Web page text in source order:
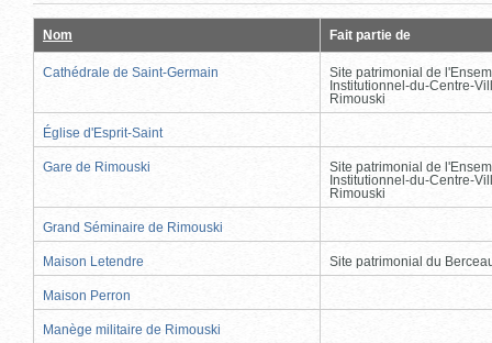
Nom Fait partie de
Cathédrale de Saint-Germain
Site patrimonial de
Institutionnel-du-Centre-
Rimouski
Église d'Esprit-Saint
Gare de Rimouski
Site patrimonial de
Institutionnel-du-Centre-
Rimouski
Grand Séminaire de Rimouski
Maison Letendre Site patrimonial du
Maison Perron
Manège militaire de Rimouski